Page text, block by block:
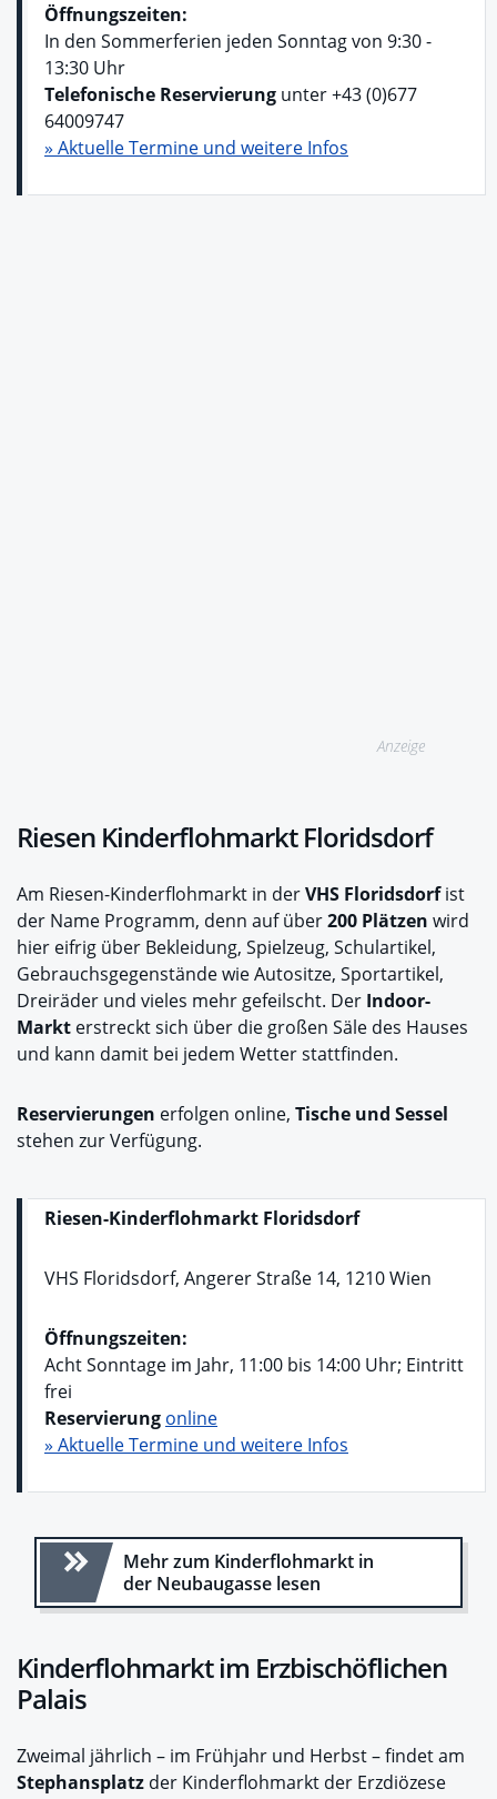
Öffnungszeiten:
In den Sommerferien jeden Sonntag von 9:30 -
13:30 Uhr
Telefonische Reservierung unter +43 (0)677
64009747
» Aktuelle Termine und weitere Infos
Anzeige
Riesen Kinderflohmarkt Floridsdorf
Am Riesen-Kinderflohmarkt in derVHS Floridsdorfist
der Name Programm, denn auf über200 Plätzen wird
hier eifrig über Bekleidung, Spielzeug, Schulartikel,
Gebrauchsgegenstände wie Autositze, Sportartikel,
Dreiräder und vieles mehr gefeilscht. Der Indoor-
Markt erstreckt sich über die großen Säle des Hauses
und kann damit bei jedem Wetter stattfinden.
Reservierungen erfolgen online, Tische und Sessel
stehen zur Verfügung.
Riesen-Kinderflohmarkt Floridsdorf
VHS Floridsdorf, Angerer Straße 14, 1210 Wien
Öffnungszeiten:
Acht Sonntage im Jahr, 11:00 bis 14:00 Uhr; Eintritt
frei
Reservierung online
» Aktuelle Termine und weitere Infos
Mehr zum Kinderflohmarkt in
der Neubaugasse lesen
Kinderflohmarkt im Erzbischöflichen
Palais
Zweimal jährlich – im Frühjahr und Herbst – findet am
Stephansplatz der Kinderflohmarkt der Erzdiözese